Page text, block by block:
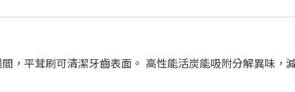
，平茸刷可清潔牙齒表面。 高性能活炭能吸附分解異味，